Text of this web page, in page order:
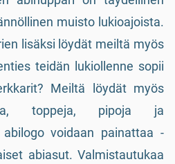
muisto lukioajoista.
lisäksi löydät meiltä myös
teidän lukiollenne sopii
Meiltä löydät myös
toppeja, pipoja ja
abilogo voidaan painattaa -
abiasut. Valmistautukaa